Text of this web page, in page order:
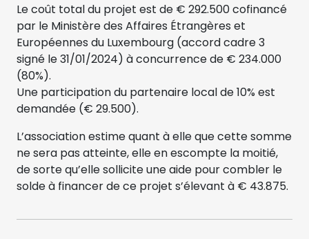
Le coût total du projet est de € 292.500 cofinancé
par le Ministère des Affaires Étrangères et
Européennes du Luxembourg (accord cadre 3
signé le 31/01/2024) à concurrence de € 234.000
(80%).
Une participation du partenaire local de 10% est
demandée (€ 29.500).
L’association estime quant à elle que cette somme
ne sera pas atteinte, elle en escompte la moitié,
de sorte qu’elle sollicite une aide pour combler le
solde à financer de ce projet s’élevant à € 43.875.